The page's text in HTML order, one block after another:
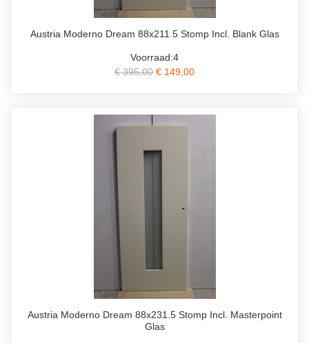
Austria Moderno Dream 88x211.5 Stomp Incl. Blank Glas
Voorraad:4
€ 395,00 € 149,00
Austria Moderno Dream 88x231.5 Stomp Incl. Masterpoint
Glas